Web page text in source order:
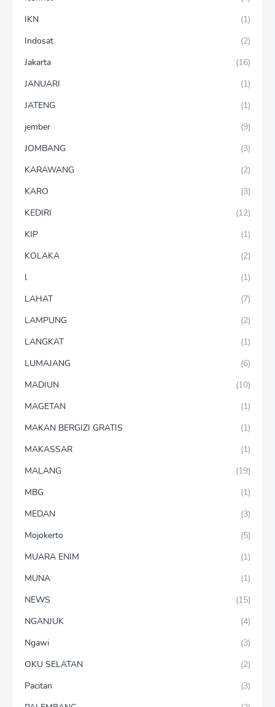
IKN
(1)
Indosat
(2)
Jakarta
(16)
JANUARI
(1)
JATENG
(1)
jember
(9)
JOMBANG
(3)
KARAWANG
(2)
KARO
(3)
KEDIRI
(12)
KIP
(1)
KOLAKA
(2)
l
(1)
LAHAT
(7)
LAMPUNG
(2)
LANGKAT
(1)
LUMAJANG
(6)
MADIUN
(10)
MAGETAN
(1)
MAKAN BERGIZI GRATIS
(1)
MAKASSAR
(1)
MALANG
(19)
MBG
(1)
MEDAN
(3)
Mojokerto
(5)
MUARA ENIM
(1)
MUNA
(1)
NEWS
(15)
NGANJUK
(4)
Ngawi
(3)
OKU SELATAN
(2)
Pacitan
(3)